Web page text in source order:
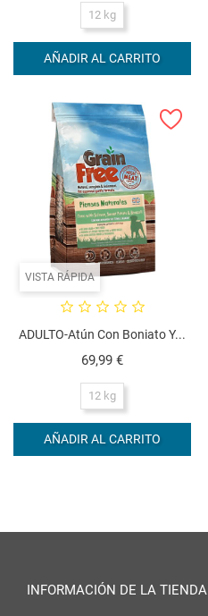
12 kg
AÑADIR AL CARRITO
VISTA RÁPIDA
ADULTO-Atún Con Boniato Y...
69,99 €Precio
12 kg
AÑADIR AL CARRITO
INFORMACIÓN DE LA TIENDA